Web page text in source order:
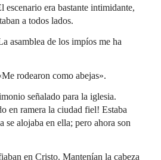
escenario era bastante intimidante,
a todos lados.
asamblea de los impíos me ha
rodearon como abejas».
señalado para la iglesia.
en ramera la ciudad fiel! Estaba
se alojaba en ella; pero ahora son
en Cristo. Mantenían la cabeza